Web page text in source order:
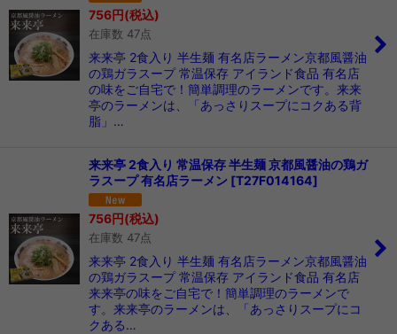
756円(税込)
在庫数 47点
来来亭 2食入り 半生麺 有名店ラーメン京都風醤油
の鶏ガラスープ 常温保存 アイランド食品 有名店
の味をご自宅で！簡単調理のラーメンです。来来
亭のラーメンは、「あっさりスープにコクある背
脂」…
来来亭 2食入り 常温保存 半生麺 京都風醤油の鶏ガ
ラスープ 有名店ラーメン [T27F014164]
756円(税込)
在庫数 47点
来来亭 2食入り 半生麺 有名店ラーメン京都風醤油
の鶏ガラスープ 常温保存 アイランド食品 有名店
来来亭の味をご自宅で！簡単調理のラーメンで
す。来来亭のラーメンは、「あっさりスープにコ
クある…